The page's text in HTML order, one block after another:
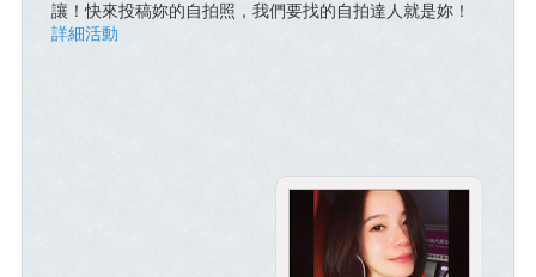
讓！快來投稿妳的自拍照，我們要找的自拍達人就是妳！
詳細活動